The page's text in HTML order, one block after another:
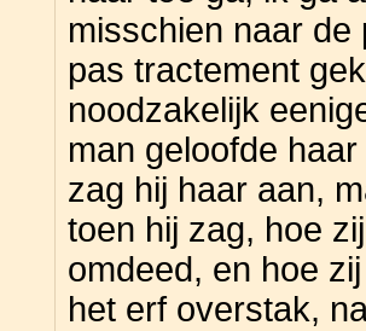
misschien naar de
pas tractement
noodzakelijk
man geloofde
zag hij haar aan,
toen hij zag, hoe
omdeed, en hoe
het erf overstak,